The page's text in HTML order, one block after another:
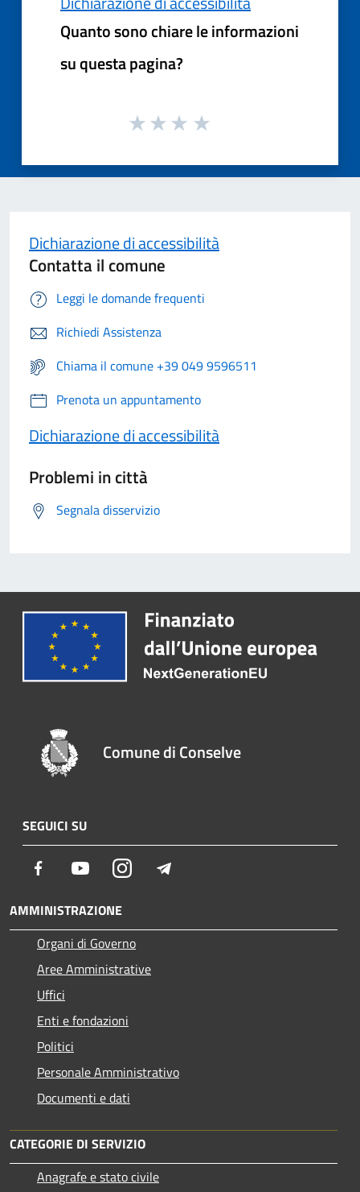
Quanto sono chiare le informazioni
su questa pagina?
Dichiarazione di accessibilità
Contatta il comune
Leggi le domande frequenti
Richiedi Assistenza
Chiama il comune +39 049 9596511
Prenota un appuntamento
Dichiarazione di accessibilità
Problemi in città
Segnala disservizio
Comune di Conselve
SEGUICI SU
Facebook YoutubeInstagram
AMMINISTRAZIONE
Organi di Governo
Aree Amministrative
Uffici
Enti e fondazioni
Politici
Personale Amministrativo
Documenti e dati
CATEGORIE DI SERVIZIO
Anagrafe e stato civile